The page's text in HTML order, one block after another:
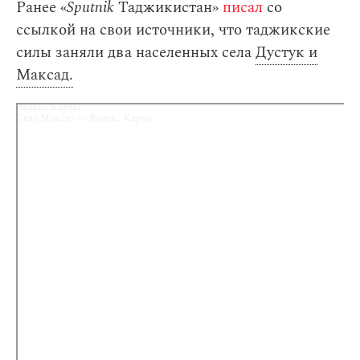
Ранее «SputnikТаджикистан» писал со
ссылкой на свои источники, что таджикские
силы заняли два населенных селаДустук и
Максад.
Яндекс Карты